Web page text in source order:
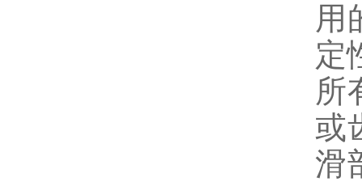
用
定
所
或
滑